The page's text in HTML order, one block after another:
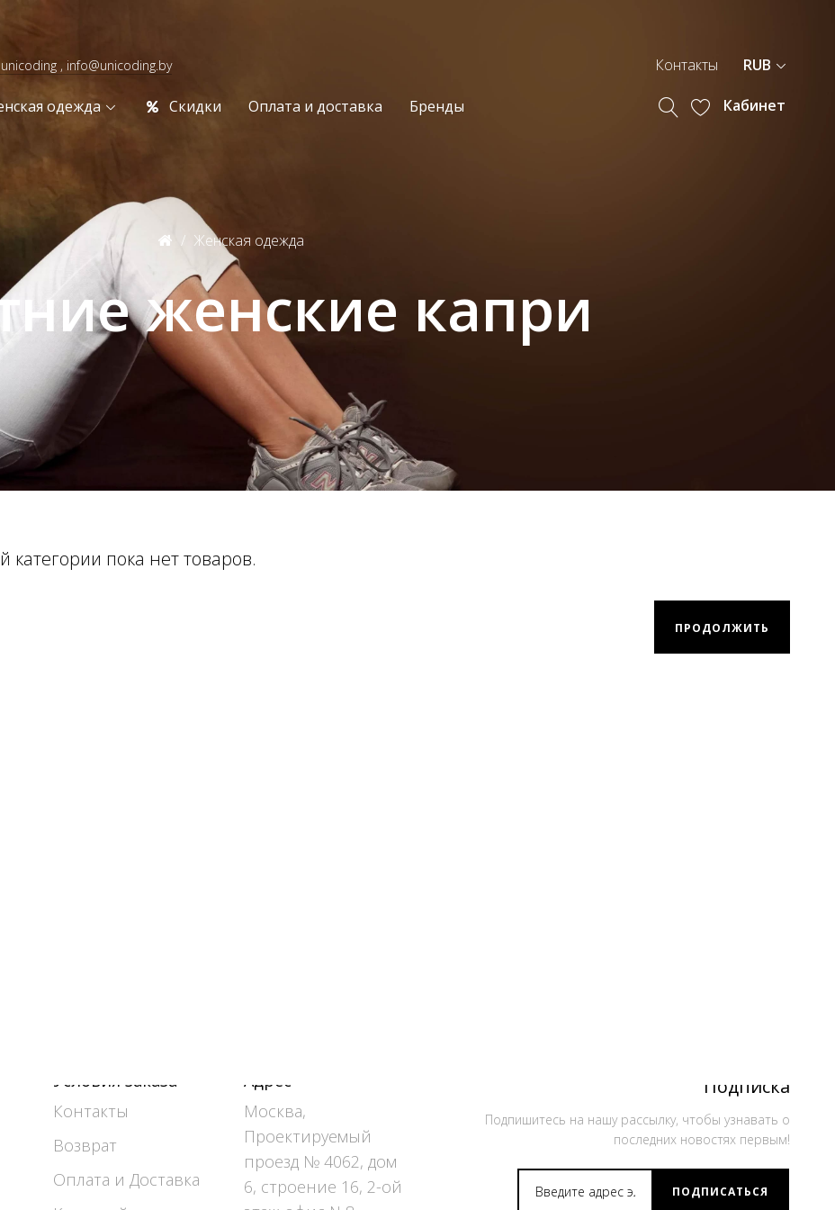
, info@unicoding.by Контакты RUB
одежда Скидки Оплата и доставка Бренды Кабинет
Женская одежда
женские капри
категории пока нет товаров.
ПРОДОЛЖИТЬ
Условия заказа
Контакты
Возврат
Оплата и Доставка
Адрес
Москва,
Проектируемый
проезд № 4062, дом
6, строение 16, 2-ой
Подписка
Подпишитесь на нашу рассылку, чтобы узнавать о
последних новостях первым!
ПОДПИСАТЬСЯ